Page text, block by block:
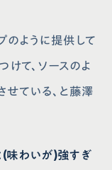
のように提供して
て、ソースのよ
ている、と藤澤
(味わいが)強すぎ